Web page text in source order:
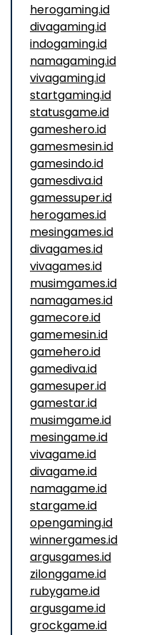
herogaming.id
divagaming.id
indogaming.id
namagaming.id
vivagaming.id
startgaming.id
statusgame.id
gameshero.id
gamesmesin.id
gamesindo.id
gamesdiva.id
gamessuper.id
herogames.id
mesingames.id
divagames.id
vivagames.id
musimgames.id
namagames.id
gamecore.id
gamemesin.id
gamehero.id
gamediva.id
gamesuper.id
gamestar.id
musimgame.id
mesingame.id
vivagame.id
divagame.id
namagame.id
stargame.id
opengaming.id
winnergames.id
argusgames.id
zilonggame.id
rubygame.id
argusgame.id
grockgame.id